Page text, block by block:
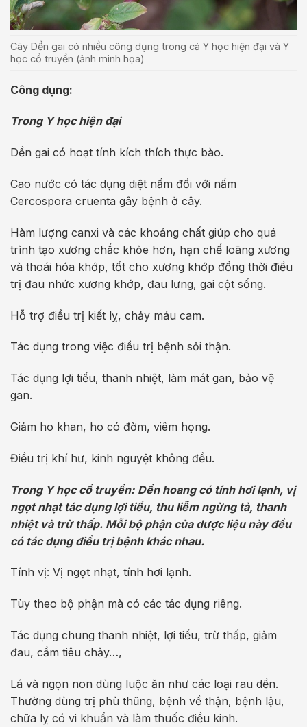
Cây Dền gai có nhiều công dụng trong cả Y học hiện đại và Y
học cổ truyền (ảnh minh họa)
Công dụng:
Trong Y học hiện đại
Dền gai có hoạt tính kích thích thực bào.
Cao nước có tác dụng diệt nấm đối với nấm
Cercospora cruenta gây bệnh ở cây.
Hàm lượng canxi và các khoáng chất giúp cho quá
trình tạo xương chắc khỏe hơn, hạn chế loãng xương
và thoái hóa khớp, tốt cho xương khớp đồng thời điều
trị đau nhức xương khớp, đau lưng, gai cột sống.
Hỗ trợ điều trị kiết lỵ, chảy máu cam.
Tác dụng trong việc điều trị bệnh sỏi thận.
Tác dụng lợi tiểu, thanh nhiệt, làm mát gan, bảo vệ
gan.
Giảm ho khan, ho có đờm, viêm họng.
Điều trị khí hư, kinh nguyệt không đều.
Trong Y học cổ truyền: Dền hoang có tính hơi lạnh, vị
ngọt nhạt tác dụng lợi tiểu, thu liễm ngừng tả, thanh
nhiệt và trừ thấp. Mỗi bộ phận của dược liệu này đều
có tác dụng điều trị bệnh khác nhau.
Tính vị: Vị ngọt nhạt, tính hơi lạnh.
Tùy theo bộ phận mà có các tác dụng riêng.
Tác dụng chung thanh nhiệt, lợi tiểu, trừ thấp, giảm
đau, cầm tiêu chảy…,
Lá và ngọn non dùng luộc ăn như các loại rau dền.
Thường dùng trị phù thũng, bệnh về thận, bệnh lậu,
chữa lỵ có vi khuẩn và làm thuốc điều kinh.